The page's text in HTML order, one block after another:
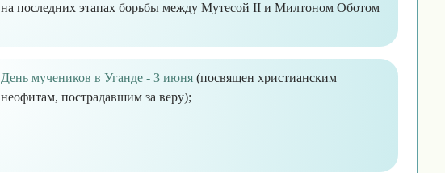
на последних этапах борьбы между Мутесой II и Милтоном Оботом
День мучеников в Уганде - 3 июня (посвящен христианским
неофитам, пострадавшим за веру);